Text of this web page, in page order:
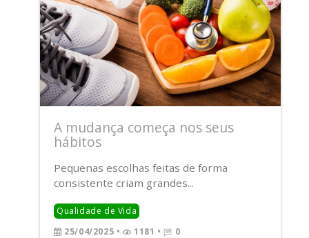
A mudança começa nos seus
hábitos
Pequenas escolhas feitas de forma
consistente criam grandes...
Qualidade de Vida
25/04/2025 • 1181 • 0